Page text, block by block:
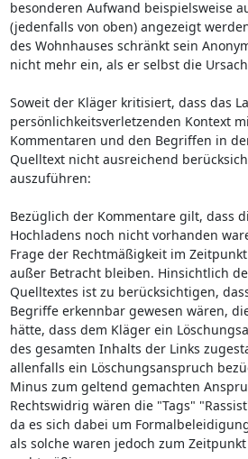
besonderen Aufwand beispielsweise
(jedenfalls von oben) angezeigt
des Wohnhauses schränkt sein
nicht mehr ein, als er selbst die
Soweit der Kläger kritisiert, dass das
persönlichkeitsverletzenden Kontext
Kommentaren und den Begriffen in
Quelltext nicht ausreichend
auszuführen:
Bezüglich der Kommentare gilt, dass
Hochladens noch nicht vorhanden
Frage der Rechtmäßigkeit im
außer Betracht bleiben. Hinsichtlich
Quelltextes ist zu berücksichtigen,
Begriffe erkennbar gewesen wären,
hätte, dass dem Kläger ein
des gesamten Inhalts der Links
allenfalls ein Löschungsanspruch
Minus zum geltend gemachten
Rechtswidrig wären die "Tags"
da es sich dabei um
als solche waren jedoch zum